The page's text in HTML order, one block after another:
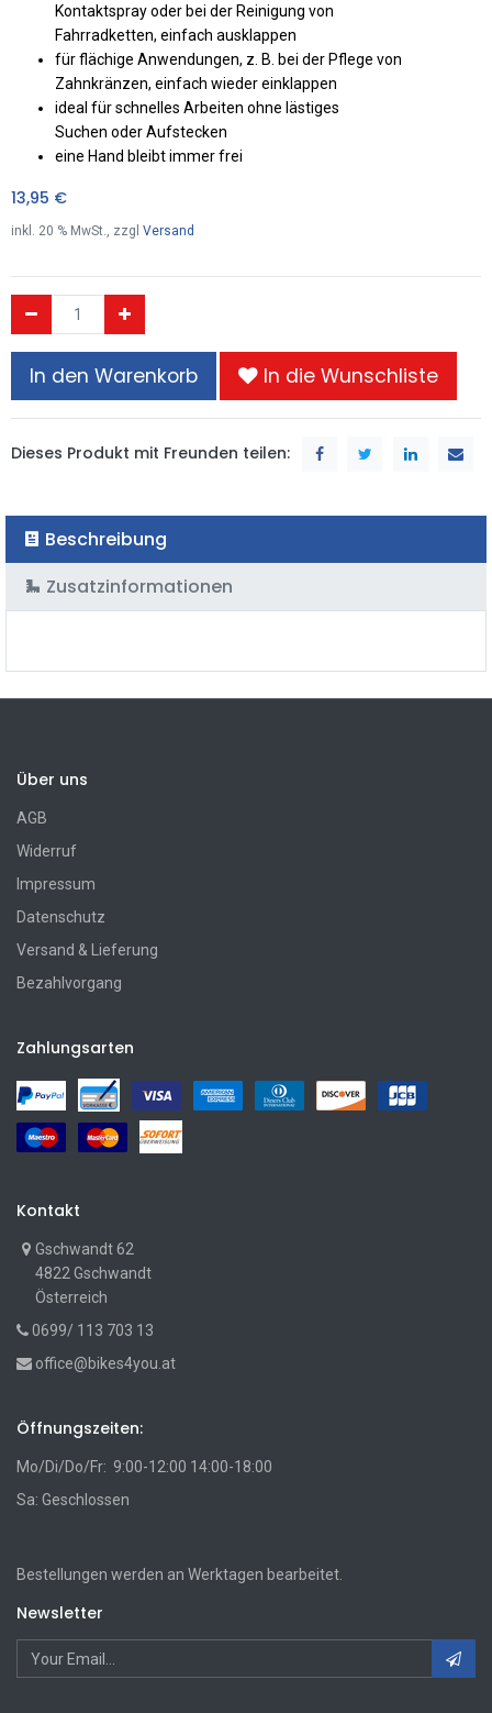
Kontaktspray oder bei der Reinigung von
Fahrradketten, einfach ausklappen
für flächige Anwendungen, z. B. bei der Pflege von
Zahnkränzen, einfach wieder einklappen
ideal für schnelles Arbeiten ohne lästiges
Suchen oder Aufstecken
eine Hand bleibt immer frei
13,95 €
inkl. 20 % MwSt., zzgl Versand
In den Warenkorb In die Wunschliste
Dieses Produkt mit Freunden teilen:
Beschreibung
Zusatzinformationen
Über uns
AGB
Widerruf
Impressum
Datenschutz
Versand & Lieferung
Bezahlvorgang
Zahlungsarten
Kontakt
Gschwandt 62
4822 Gschwandt
Österreich
0699/ 113 703 13
office@bikes4you.at
Öffnungszeiten:
Mo/Di/Do/Fr: 9:00-12:00 14:00-18:00
Sa: Geschlossen
Bestellungen werden an Werktagen bearbeitet.
Newsletter